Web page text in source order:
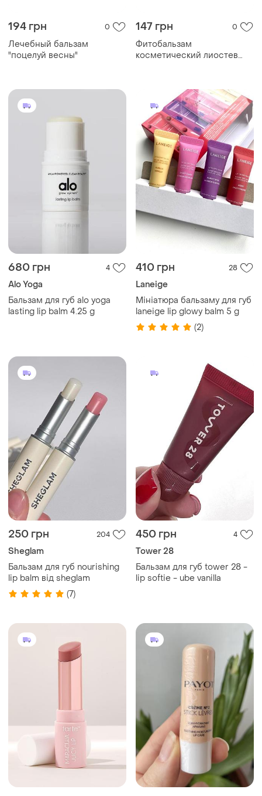
194 грн 0
Лечебный бальзам
"поцелуй весны"
147 грн 0
Фитобальзам
косметический лиостев
680 грн 4
Alo Yoga
Бальзам для губ alo yoga
lasting lip balm 4.25 g
410 грн 28
Laneige
Мініатюра бальзаму для губ
laneige lip glowy balm 5 g
(2)
250 грн 204
Sheglam
Бальзам для губ nourishing
lip balm від sheglam
(7)
450 грн 4
Tower 28
Бальзам для губ tower 28 -
lip softie - ube vanilla